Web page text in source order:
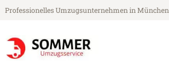
Professionelles Umzugsunternehmen in München